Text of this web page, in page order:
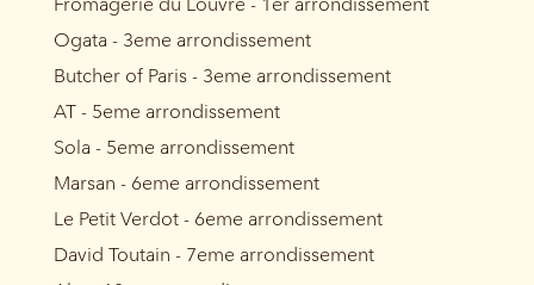
Ogata - 3eme arrondissement
Butcher of Paris - 3eme arrondissement
AT - 5eme arrondissement
Sola - 5eme arrondissement
Marsan - 6eme arrondissement
Le Petit Verdot - 6eme arrondissement
David Toutain - 7eme arrondissement